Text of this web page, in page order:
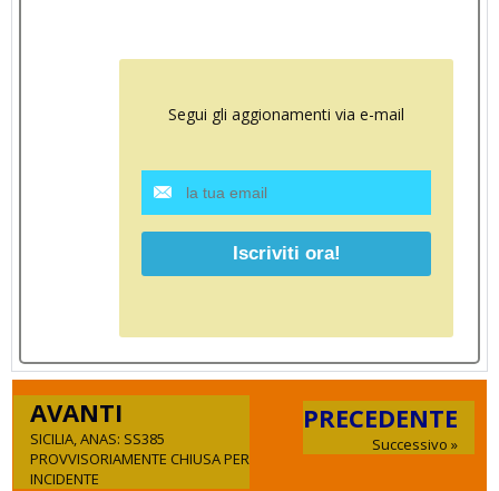
Segui gli aggionamenti via e-mail
AVANTI
SICILIA, ANAS: SS385
PROVVISORIAMENTE CHIUSA PER
INCIDENTE
PRECEDENTE
Successivo »